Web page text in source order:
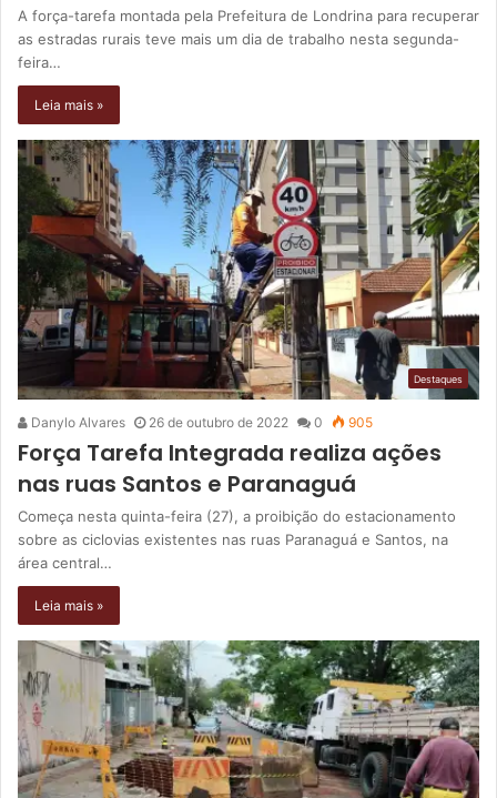
A força-tarefa montada pela Prefeitura de Londrina para recuperar
as estradas rurais teve mais um dia de trabalho nesta segunda-
feira…
Leia mais »
Destaques
Danylo Alvares 26 de outubro de 2022 0 905
Força Tarefa Integrada realiza ações
nas ruas Santos e Paranaguá
Começa nesta quinta-feira (27), a proibição do estacionamento
sobre as ciclovias existentes nas ruas Paranaguá e Santos, na
área central…
Leia mais »